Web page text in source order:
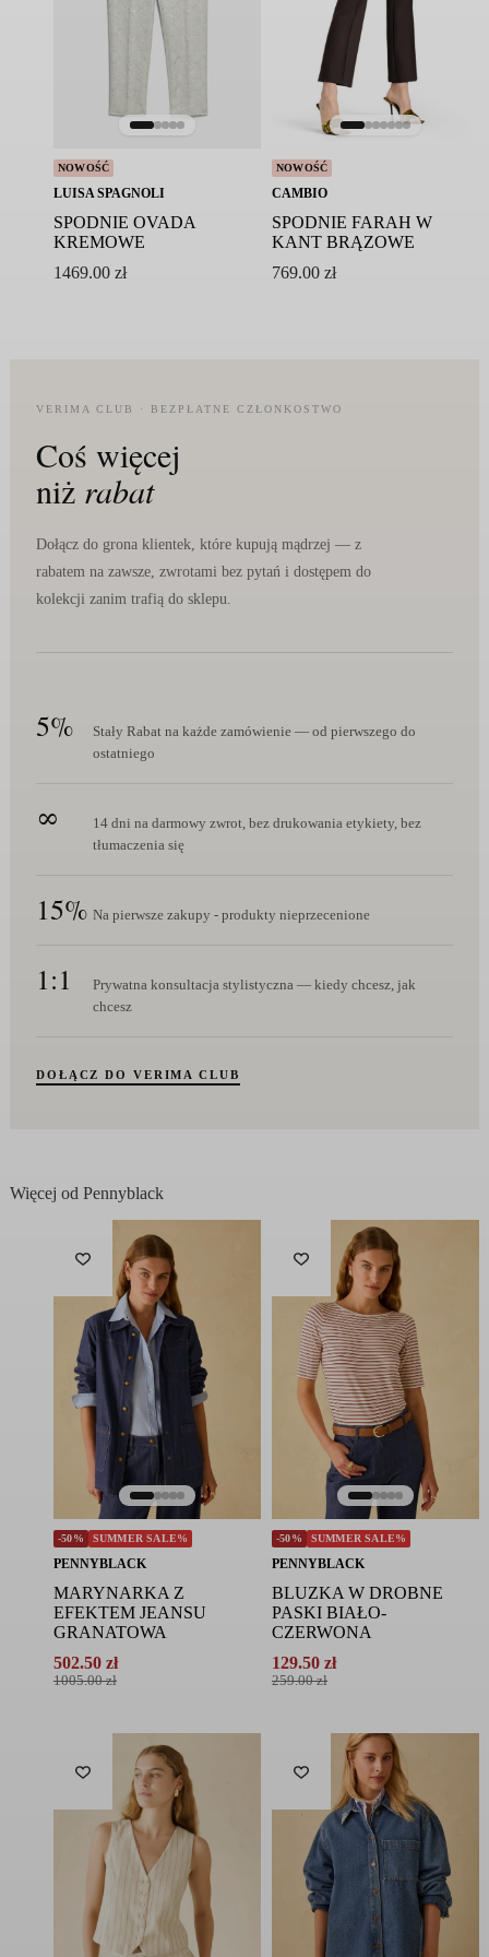
NOWOŚĆ
LUISA SPAGNOLI
SPODNIE OVADA
KREMOWE
1469.00 zł
NOWOŚĆ
CAMBIO
SPODNIE FARAH W
KANT BRĄZOWE
769.00 zł
VERIMA CLUB · BEZPŁATNE CZŁONKOSTWO
Coś więcej
niż rabat
Dołącz do grona klientek, które kupują mądrzej — z
rabatem na zawsze, zwrotami bez pytań i dostępem do
kolekcji zanim trafią do sklepu.
5%
Stały Rabat na każde zamówienie — od pierwszego do
ostatniego
∞
14 dni na darmowy zwrot, bez drukowania etykiety, bez
tłumaczenia się
15% Na pierwsze zakupy - produkty nieprzecenione
1:1
Prywatna konsultacja stylistyczna — kiedy chcesz, jak
chcesz
DOŁĄCZ DO VERIMA CLUB
Więcej od Pennyblack
-50% SUMMER SALE%
PENNYBLACK
MARYNARKA Z
EFEKTEM JEANSU
GRANATOWA
1005.00zł
Pierwotna
1005.00 zł.
502.50 zł
Aktualna
502.50 zł.
-50% SUMMER SALE%
PENNYBLACK
BLUZKA W DROBNE
PASKI BIAŁO-
CZERWONA
259.00zł
Pierwotna
259.00 zł.
129.50 zł
Aktualna
129.50 zł.